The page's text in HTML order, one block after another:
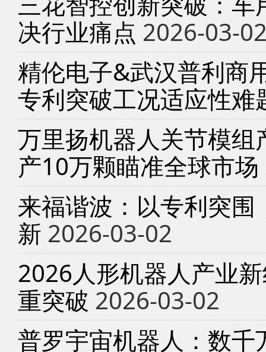
决行业痛点 2026-03-
精伦电子&武汉普利商
专利突破工况适应性难
万里扬机器人关节模
产10万颗瞄准全球市场
来福谐波：以专利突
新 2026-03-02
2026人形机器人产业
重突破 2026-03-02
普罗宇宙机器人：数